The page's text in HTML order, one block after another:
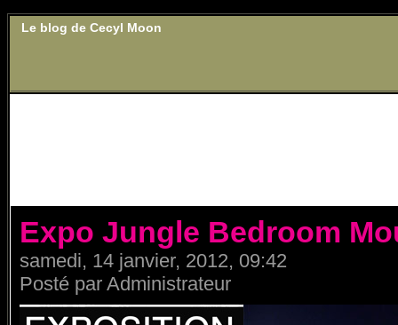
Le blog de Cecyl Moon
Expo Jungle Bedroom
samedi, 14 janvier, 2012, 09:42
Posté par Administrateur